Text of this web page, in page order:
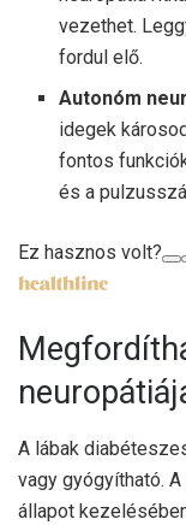
vezethet.
fordul elő.
Autonóm
idegek
fontos
és a
Ez hasznos volt?
A lábak
vagy gyógyítható.
állapot